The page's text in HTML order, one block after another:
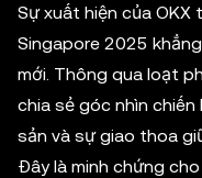
Sự xuất hiện của OKX
Singapore 2025
mới. Thông qua loạt
chia sẻ góc nhìn
sản và sự giao thoa
Đây là minh chứng